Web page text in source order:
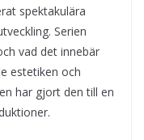
spektakulära
Serien
vad det innebär
estetiken och
har gjort den till en